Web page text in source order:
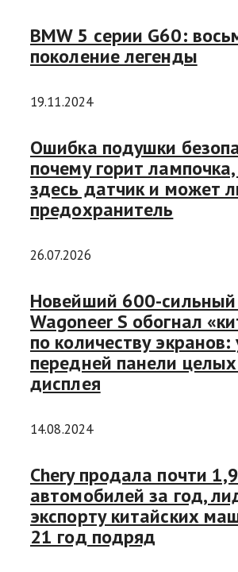
BMW 5 серии G60:
поколение легенды
19.11.2024
Ошибка подушки
почему горит
здесь датчик и может
предохранитель
26.07.2026
Новейший 600-сильный
Wagoneer S обогнал
по количеству экранов:
передней панели
дисплея
14.08.2024
Chery продала почти
автомобилей за год,
экспорту китайских
21 год подряд